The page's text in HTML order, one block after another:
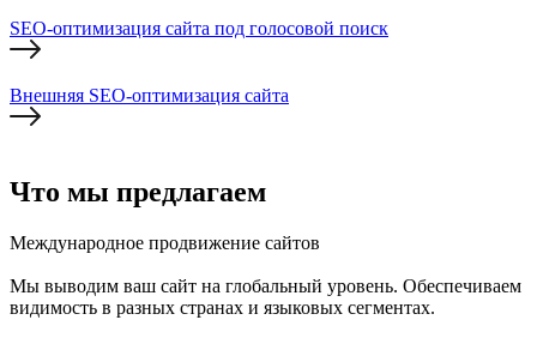
SEO-оптимизация сайта под голосовой поиск
Внешняя SEO-оптимизация сайта
Что мы предлагаем
Международное продвижение сайтов
Мы выводим ваш сайт на глобальный уровень. Обеспечиваем
видимость в разных странах и языковых сегментах.